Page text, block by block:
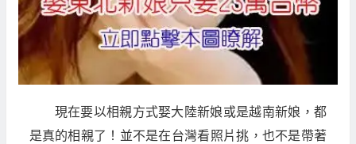
現在要以相親方式娶大陸新娘或是越南新娘，都
是真的相親了！並不是在台灣看照片挑，也不是帶著